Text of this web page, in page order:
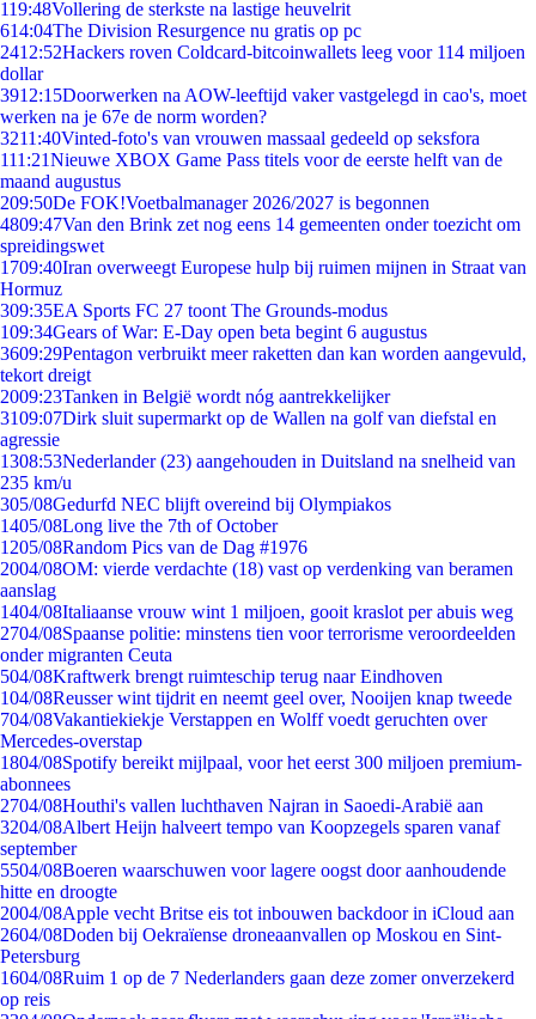
119:48Vollering de sterkste na lastige heuvelrit
614:04The Division Resurgence nu gratis op pc
2412:52Hackers roven Coldcard-bitcoinwallets leeg voor 114 miljoen
dollar
3912:15Doorwerken na AOW-leeftijd vaker vastgelegd in cao's, moet
werken na je 67e de norm worden?
3211:40Vinted-foto's van vrouwen massaal gedeeld op seksfora
111:21Nieuwe XBOX Game Pass titels voor de eerste helft van de
maand augustus
209:50De FOK!Voetbalmanager 2026/2027 is begonnen
4809:47Van den Brink zet nog eens 14 gemeenten onder toezicht om
spreidingswet
1709:40Iran overweegt Europese hulp bij ruimen mijnen in Straat van
Hormuz
309:35EA Sports FC 27 toont The Grounds-modus
109:34Gears of War: E-Day open beta begint 6 augustus
3609:29Pentagon verbruikt meer raketten dan kan worden aangevuld,
tekort dreigt
2009:23Tanken in België wordt nóg aantrekkelijker
3109:07Dirk sluit supermarkt op de Wallen na golf van diefstal en
agressie
1308:53Nederlander (23) aangehouden in Duitsland na snelheid van
235 km/u
305/08Gedurfd NEC blijft overeind bij Olympiakos
1405/08Long live the 7th of October
1205/08Random Pics van de Dag #1976
2004/08OM: vierde verdachte (18) vast op verdenking van beramen
aanslag
1404/08Italiaanse vrouw wint 1 miljoen, gooit kraslot per abuis weg
2704/08Spaanse politie: minstens tien voor terrorisme veroordeelden
onder migranten Ceuta
504/08Kraftwerk brengt ruimteschip terug naar Eindhoven
104/08Reusser wint tijdrit en neemt geel over, Nooijen knap tweede
704/08Vakantiekiekje Verstappen en Wolff voedt geruchten over
Mercedes-overstap
1804/08Spotify bereikt mijlpaal, voor het eerst 300 miljoen premium-
abonnees
2704/08Houthi's vallen luchthaven Najran in Saoedi-Arabië aan
3204/08Albert Heijn halveert tempo van Koopzegels sparen vanaf
september
5504/08Boeren waarschuwen voor lagere oogst door aanhoudende
hitte en droogte
2004/08Apple vecht Britse eis tot inbouwen backdoor in iCloud aan
2604/08Doden bij Oekraïense droneaanvallen op Moskou en Sint-
Petersburg
1604/08Ruim 1 op de 7 Nederlanders gaan deze zomer onverzekerd
op reis